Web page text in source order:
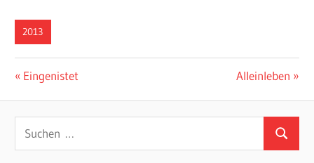
2013
Beitragsnavigation
Vorheriger
Eingenistet
Nächster
Alleinleben
Suchen
nach:
Suchen